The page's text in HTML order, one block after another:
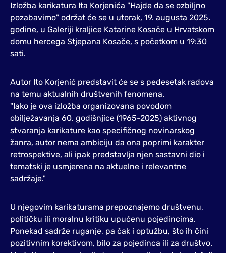
Izložba karikatura Ita Korjenića "Hajde da se ozbiljno
pozabavimo" održat će se u utorak, 19. augusta 2025.
godine, u Galeriji kraljice Katarine Kosače u Hrvatskom
domu hercega Stjepana Kosače, s početkom u 19:30
sati.
Autor Ito Korjenić predstavit će se s pedesetak radova
na temu aktualnih društvenih fenomena.
"Iako je ova izložba organizovana povodom
obilježavanja 60. godišnjice (1965-2025) aktivnog
stvaranja karikature kao specifičnog novinarskog
žanra, autor nema ambiciju da ona poprimi karakter
retrospektive, ali ipak predstavlja njen sastavni dio i
tematski je usmjerena na aktuelne i relevantne
sadržaje."
U njegovim karikaturama prepoznajemo društvenu,
političku ili moralnu kritiku upućenu pojedincima.
Ponekad sadrže ruganje, pa čak i optužbu, što ih čini
pozitivnim korektivom, bilo za pojedinca ili za društvo.